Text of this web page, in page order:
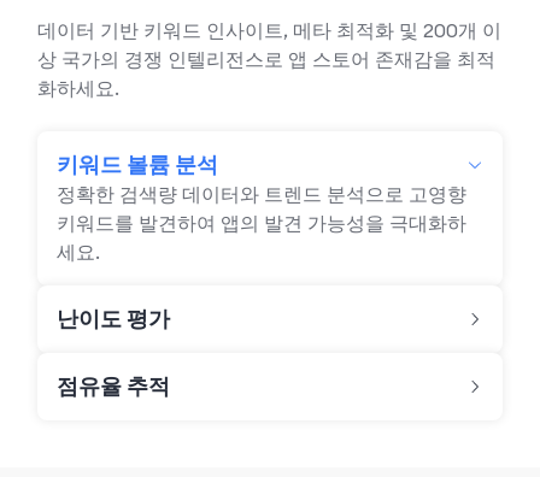
데이터 기반 키워드 인사이트, 메타 최적화 및 200개 이
상 국가의 경쟁 인텔리전스로 앱 스토어 존재감을 최적
화하세요.
키워드 볼륨 분석
정확한 검색량 데이터와 트렌드 분석으로 고영향
키워드를 발견하여 앱의 발견 가능성을 극대화하
세요.
난이도 평가
점유율 추적